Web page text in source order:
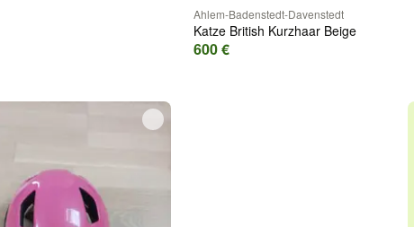
Ahlem-Badenstedt-Davenstedt
Katze British Kurzhaar Beige
600 €